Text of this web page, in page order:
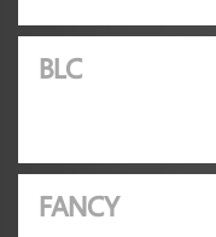
BLC
FANCY